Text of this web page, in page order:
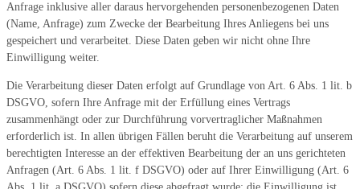
Anfrage inklusive aller daraus hervorgehenden personenbezogenen Daten
(Name, Anfrage) zum Zwecke der Bearbeitung Ihres Anliegens bei uns
gespeichert und verarbeitet. Diese Daten geben wir nicht ohne Ihre
Einwilligung weiter.
Die Verarbeitung dieser Daten erfolgt auf Grundlage von Art. 6 Abs. 1 lit. b
DSGVO, sofern Ihre Anfrage mit der Erfüllung eines Vertrags
zusammenhängt oder zur Durchführung vorvertraglicher Maßnahmen
erforderlich ist. In allen übrigen Fällen beruht die Verarbeitung auf unserem
berechtigten Interesse an der effektiven Bearbeitung der an uns gerichteten
Anfragen (Art. 6 Abs. 1 lit. f DSGVO) oder auf Ihrer Einwilligung (Art. 6